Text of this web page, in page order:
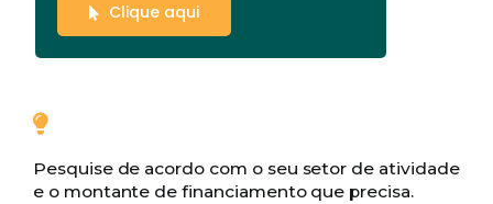
Clique aqui
Pesquise de acordo com o seu setor de atividade
e o montante de financiamento que precisa.